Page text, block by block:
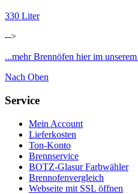
330 Liter
-->
...mehr Brennöfen hier im
Nach Oben
Service
Mein Account
Lieferkosten
Ton-Konto
Brennservice
BOTZ-Glasur Farbwähler
Brennofenvergleich
Webseite mit SSL öffnen